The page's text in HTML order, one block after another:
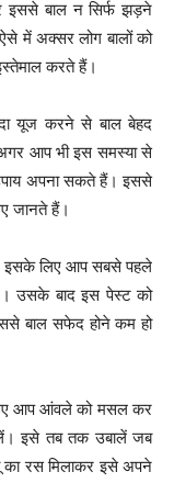
इससे बाल न सिर्फ झड़ने
में अक्सर लोग बालों को
करते हैं।
यूज करने से बाल बेहद
आप भी इस समस्या से
अपना सकते हैं। इससे
जानते हैं।
इसके लिए आप सबसे पहले
उसके बाद इस पेस्ट को
बाल सफेद होने कम हो
आप आंवले को मसल कर
इसे तब तक उबालें जब
का रस मिलाकर इसे अपने